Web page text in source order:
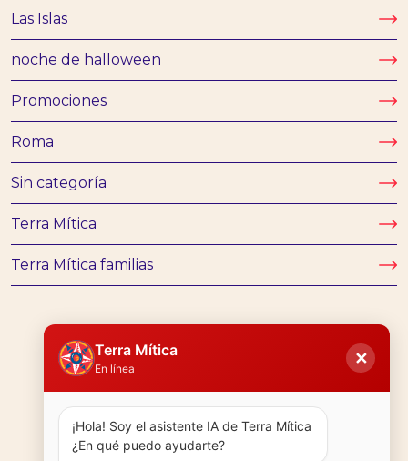
Las Islas
noche de halloween
Promociones
Roma
Sin categoría
Terra Mítica
Terra Mítica familias
Terra Mítica
En línea
✕
¡Hola! Soy el asistente IA de Terra Mítica
¿En qué puedo ayudarte?